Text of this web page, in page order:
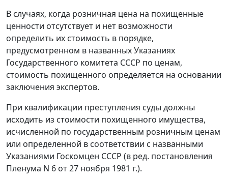
В случаях, когда розничная цена на похищенные
ценности отсутствует и нет возможности
определить их стоимость в порядке,
предусмотренном в названных Указаниях
Государственного комитета СССР по ценам,
стоимость похищенного определяется на основании
заключения экспертов.
При квалификации преступления суды должны
исходить из стоимости похищенного имущества,
исчисленной по государственным розничным ценам
или определенной в соответствии с названными
Указаниями Госкомцен СССР (в ред. постановления
Пленума N 6 от 27 ноября 1981 г.).